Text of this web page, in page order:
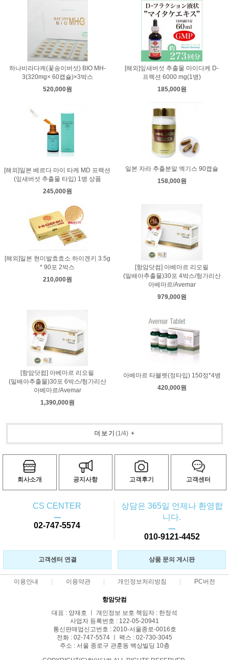
하나비라다케(꽃송이버섯) BIO MH-
3(320mg× 60캡슐)×3박스
520,000원
[해외]잎새버섯 추출물 마이다케 D-
프렉션 6000 mg(1병)
185,000원
[해외]일본 베르다 마이 타케 MD 프랙션
(잎새버섯 추출물 타입) 1병 상품
245,000원
일본 자라 추출분말 엑기스 90캡슐
158,000원
[해외]일본 현미발효효소 하이겐키 3.5g
* 90포 2박스
210,000원
[항암닷컴] 아베마르 리오필
(밀배아추출물)30포 4박스/헝가리산
아베마르/Avemar
979,000원
[항암닷컴] 아베마르 리오필
(밀배아추출물)30포 6박스/헝가리산
아베마르/Avemar
1,390,000원
아베마르 타블렛(정타입) 150정*4병
420,000원
더보기 (1/4)+
회사소개 공지사항 고객후기 고객센터
CS CENTER
ㅡ
02-747-5574
상담은 365일 언제나 환영합
니다.
ㅡ
010-9121-4452
고객센터 연결 상품 문의 게시판
이용안내 이용약관 개인정보처리방침 PC버전
항암닷컴
대표 : 양재호 ㅣ 개인정보 보호 책임자 : 한정석
사업자 등록번호 : 122-05-20941
통신판매업신고번호 : 2010-서울종로-0016호
전화 : 02-747-5574 ㅣ 팩스 : 02-730-3045
주소 : 서울 종로구 관훈동 백상빌딩 10층